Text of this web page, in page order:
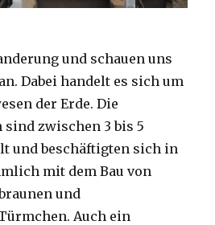
und schauen uns
Dabei handelt es sich um
der Erde. Die
zwischen 3 bis 5
und beschäftigten sich in
mit dem Bau von
und
Auch ein